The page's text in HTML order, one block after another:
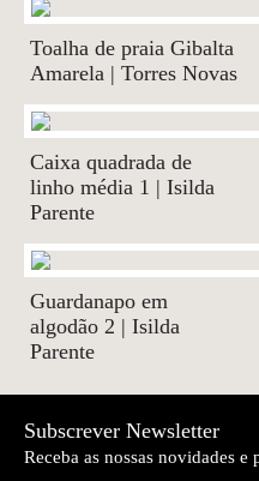
Toalha de praia Gibalta
Amarela | Torres Novas
Caixa quadrada de
linho média 1 | Isilda
Parente
Guardanapo em
algodão 2 | Isilda
Parente
Subscrever Newsletter
Receba as nossas novidades